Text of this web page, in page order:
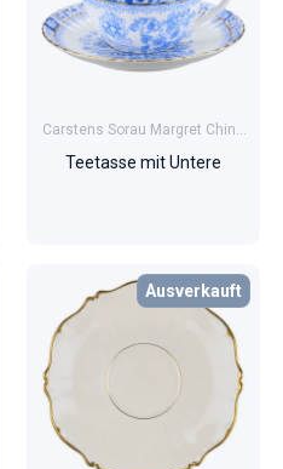
Carstens Sorau Margret China
Teetasse mit Untere
Ausverkauft